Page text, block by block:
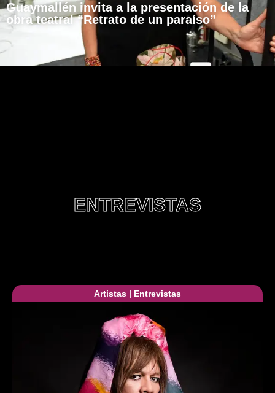
Guaymallén invita a la presentación de la
obra teatral “Retrato de un paraíso”
ENTREVISTAS
Artistas | Entrevistas